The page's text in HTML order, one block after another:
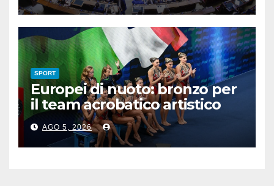
SPORT
Europei di nuoto: bronzo per
il team acrobatico artistico
dell’Italia
AGO 5, 2026